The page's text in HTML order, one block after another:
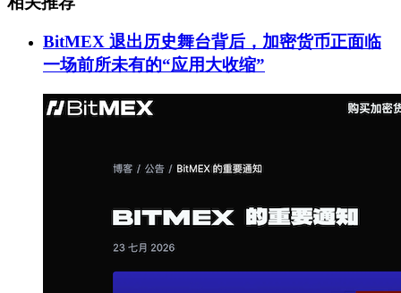
BitMEX 退出历史舞台背后，加密货币正面临
一场前所未有的“应用大收缩”